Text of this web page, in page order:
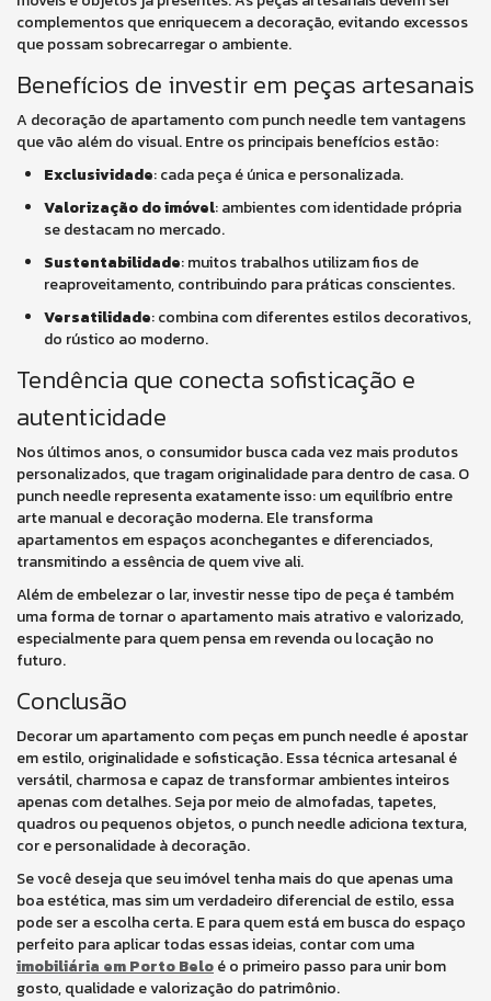
complementos que enriquecem a decoração, evitando excessos
que possam sobrecarregar o ambiente.
Benefícios de investir em peças artesanais
A decoração de apartamento com punch needle tem vantagens
que vão além do visual. Entre os principais benefícios estão:
Exclusividade: cada peça é única e personalizada.
Valorização do imóvel: ambientes com identidade própria
se destacam no mercado.
Sustentabilidade: muitos trabalhos utilizam fios de
reaproveitamento, contribuindo para práticas conscientes.
Versatilidade: combina com diferentes estilos decorativos,
do rústico ao moderno.
Tendência que conecta sofisticação e
autenticidade
Nos últimos anos, o consumidor busca cada vez mais produtos
personalizados, que tragam originalidade para dentro de casa. O
punch needle representa exatamente isso: um equilíbrio entre
arte manual e decoração moderna. Ele transforma
apartamentos em espaços aconchegantes e diferenciados,
transmitindo a essência de quem vive ali.
Além de embelezar o lar, investir nesse tipo de peça é também
uma forma de tornar o apartamento mais atrativo e valorizado,
especialmente para quem pensa em revenda ou locação no
futuro.
Conclusão
Decorar um apartamento com peças em punch needle é apostar
em estilo, originalidade e sofisticação. Essa técnica artesanal é
versátil, charmosa e capaz de transformar ambientes inteiros
apenas com detalhes. Seja por meio de almofadas, tapetes,
quadros ou pequenos objetos, o punch needle adiciona textura,
cor e personalidade à decoração.
Se você deseja que seu imóvel tenha mais do que apenas uma
boa estética, mas sim um verdadeiro diferencial de estilo, essa
pode ser a escolha certa. E para quem está em busca do espaço
perfeito para aplicar todas essas ideias, contar com uma
imobiliária em Porto Beloé o primeiro passo para unir bom
gosto, qualidade e valorização do patrimônio.